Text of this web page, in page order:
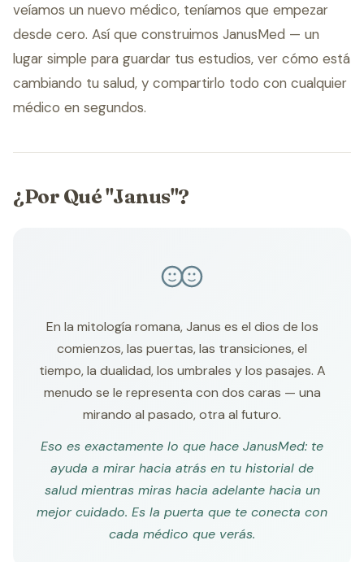
veíamos un nuevo médico, teníamos que empezar
desde cero. Así que construimos JanusMed — un
lugar simple para guardar tus estudios, ver cómo está
cambiando tu salud, y compartirlo todo con cualquier
médico en segundos.
¿Por Qué "Janus"?
En la mitología romana, Janus es el dios de los
comienzos, las puertas, las transiciones, el
tiempo, la dualidad, los umbrales y los pasajes. A
menudo se le representa con dos caras — una
mirando al pasado, otra al futuro.
Eso es exactamente lo que hace JanusMed: te
ayuda a mirar hacia atrás en tu historial de
salud mientras miras hacia adelante hacia un
mejor cuidado. Es la puerta que te conecta con
cada médico que verás.